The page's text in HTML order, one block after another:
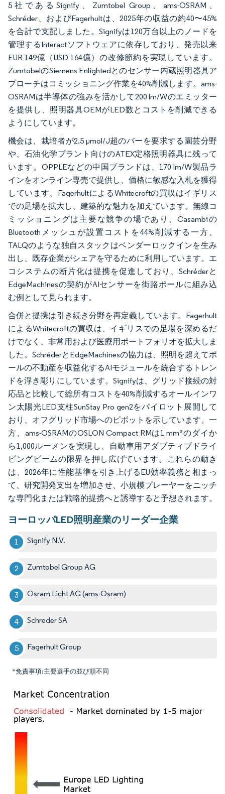
5社であるSignify、Zumtobel Group、ams-OSRAM、
Schréder、およびFagerhultは、2025年の収益の約40〜45%
を合計で支配しました。Signifyは120万台以上のノードを
管理するInteractソフトウェアに依存しており、発売以来
EUR 149億（USD 164億）の改修節約を実現しています。
ZumtobelのSiemens Enlightedとのセンサー内蔵照明器具ア
プローチはコミッショニング作業を40%削減します。ams-
OSRAMは半導体の強みを活かして200 lm/Wのエミッター
を提供し、照明器具OEMがLED数とコストを削減できる
ようにしています。
機会は、栽培者が2.5 µmol/J超のバーを要求する園芸分野
や、石油化学プラント向けのATEX定格照明器具に残って
います。OPPLEなどの中国ブランドは、170 lm/W製品ラ
インをオンライン専売で提供し、価格に敏感な入札を獲得
しています。FagerhultによるWhitecroftの買収はイギリス
での足場を拡大し、建築的な魅力を加えています。無線コ
ミッショニングは主要な競争の場であり、Casambiの
Bluetoothメッシュが設置コストを44%削減する一方、
TALQのような独自スタックはベンダーロックインを生み
出し、既存企業がシェアを守るために利用しています。エ
コシステムの断片化は提携を促進しており、Schréderと
EdgeMachinesの契約がAIセンサーを街路ポールに組み込
む例として見られます。
合併と提携は引き続き分野を再定義しています。Fagerhult
によるWhitecroftの買収は、イギリスでの足場を深めるだ
けでなく、非常用および医療用ポートフォリオを拡大しま
した。SchréderとEdgeMachinesの協力は、照明を超えてポ
ールの不動産を収益化するAIモジュールを統合するトレン
ドを浮き彫りにしています。Signifyは、グリッド接続の対
応品と比較して総所有コストを40%削減するオールインワ
ン太陽光LED支柱SunStay Pro gen2をパイロット展開して
おり、オフグリッド市場へのピボットを示しています。一
方、ams-OSRAMのOSLON Compact RMは1 mm²のダイか
ら1,000ルーメンを実現し、自動車用アダプティブドライ
ビングビームの限界を押し広げています。これらの動き
は、2026年に性能基準を引き上げるEU効率義務と相まっ
て、研究開発支出を増加させ、小規模プレーヤーをニッチ
な専門化または戦略的提携へと誘導すると予想されます。
ヨーロッパLED照明産業のリーダー企業
Signify N.V.
Zumtobel Group AG
Osram Licht AG (ams-Osram)
Schreder SA
Fagerhult Group
*免責事項:主要選手の並び順不同